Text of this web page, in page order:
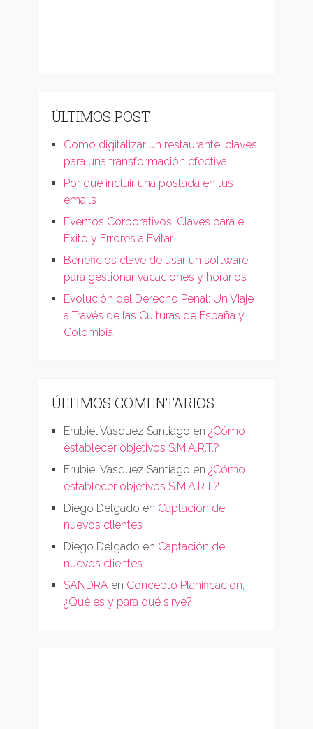
ÚLTIMOS POST
Cómo digitalizar un restaurante: claves
para una transformación efectiva
Por qué incluir una postada en tus
emails
Eventos Corporativos: Claves para el
Éxito y Errores a Evitar
Beneficios clave de usar un software
para gestionar vacaciones y horarios
Evolución del Derecho Penal: Un Viaje
a Través de las Culturas de España y
Colombia
ÚLTIMOS COMENTARIOS
Erubiel Vásquez Santiago en ¿Cómo
establecer objetivos S.M.A.R.T.?
Erubiel Vásquez Santiago en ¿Cómo
establecer objetivos S.M.A.R.T.?
Diego Delgado en Captación de
nuevos clientes
Diego Delgado en Captación de
nuevos clientes
SANDRAen Concepto Planificación,
¿Qué es y para qué sirve?